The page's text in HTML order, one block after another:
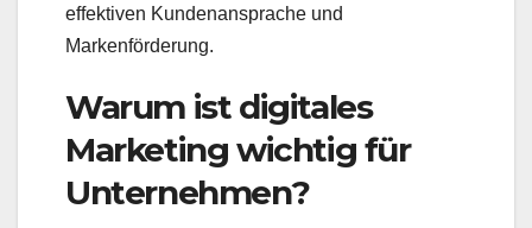
effektiven Kundenansprache und
Markenförderung.
Warum ist digitales
Marketing wichtig für
Unternehmen?